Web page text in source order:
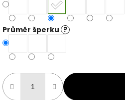
Průměr šperku ?